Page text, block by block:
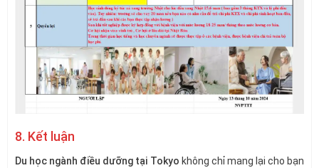
8. Kết luận
Du học ngành điều dưỡng tại Tokyo không chỉ mang lại cho bạn